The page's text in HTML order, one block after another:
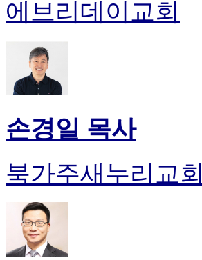
에브리데이교회
손경일 목사
북가주새누리교회